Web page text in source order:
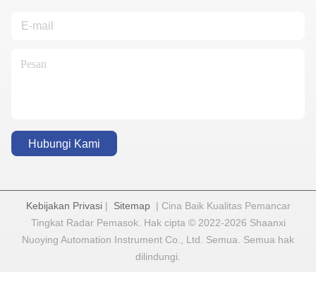
Hubungi Kami
Kebijakan Privasi| Sitemap| Cina Baik Kualitas Pemancar
Tingkat Radar Pemasok. Hak cipta © 2022-2026 Shaanxi
Nuoying Automation Instrument Co., Ltd. Semua. Semua hak
dilindungi.